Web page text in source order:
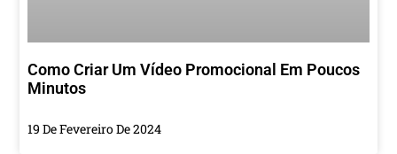
Como Criar Um Vídeo Promocional Em Poucos
Minutos
19 De Fevereiro De 2024